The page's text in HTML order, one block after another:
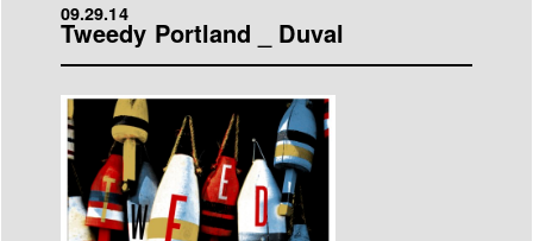
09.29.14
Tweedy Portland _ Duval